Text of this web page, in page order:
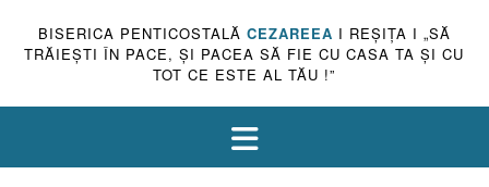
BISERICA PENTICOSTALĂ CEZAREEA I REŞIŢA I „SĂ
TRĂIEŞTI ÎN PACE, ŞI PACEA SĂ FIE CU CASA TA ŞI CU
TOT CE ESTE AL TĂU !”